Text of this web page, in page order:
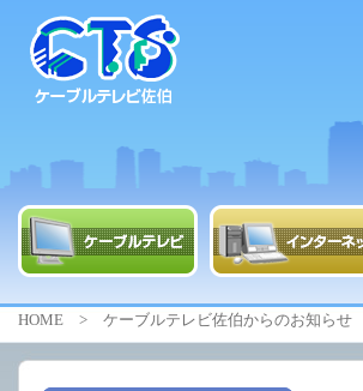
HOME > ケーブルテレビ佐伯からのお知らせ